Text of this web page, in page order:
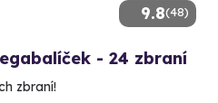
9.8(48)
- 24 zbraní
zbraní!